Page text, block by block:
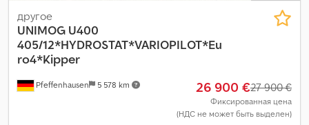
Pfeffenhausen 5 578 km
другое
UNIMOG U400
405/12*HYDROSTAT*VARIOPILOT*Eu
ro4*Kipper
26 900 €27 900 €
Фиксированная цена
(НДС не может быть выделен)